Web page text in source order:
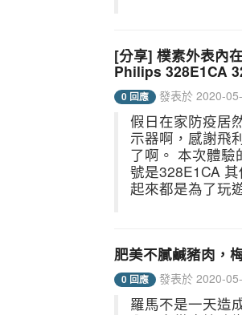
[分享] 樸素外表內
Philips 328E1CA
0 回應 發表於 2020-
假日在家防疫居
示器啊，感謝飛
了啊。 本次體驗
號是328E1CA
起來都是為了玩
肥美不膩鹹豬肉，
0 回應 發表於 2020-
羅馬不是一天造